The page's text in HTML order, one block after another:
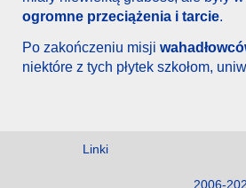
ogromne przeciążenia i tarcie.
Po zakończeniu misji
niektóre z tych płytek szkołom,
Linki
2006-